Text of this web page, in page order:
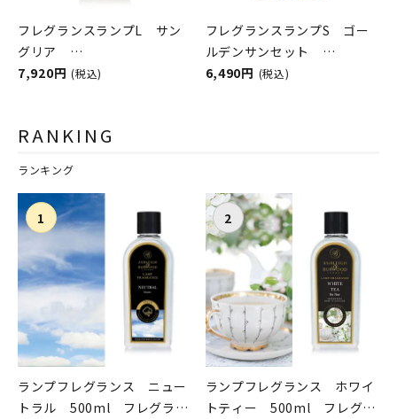
フレグランスランプL サン
グリア
ASHLEIGH&BURWOOD（ア
7,920円 (税込)
フレグランスランプS ゴー
ルデンサンセット
ASHLEIGH&BURWOOD（ア
6,490円 (税込)
RANKING
ランキング
ランプフレグランス ニュー
トラル 500ml フレグラン
ランプフレグランス ホワイ
トティー 500ml フレグラ